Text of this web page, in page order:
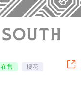
在售 樓花